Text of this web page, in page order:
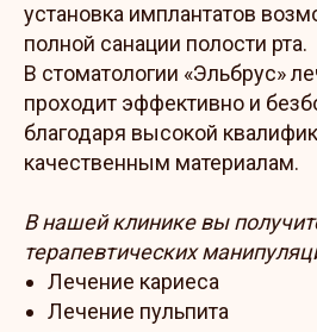
установка имплантатов
полной санации полости рта.
В стоматологии «Эльбрус»
проходит эффективно и
благодаря высокой
качественным материалам.
В нашей клинике вы
терапевтических
Лечение кариеса
Лечение пульпита